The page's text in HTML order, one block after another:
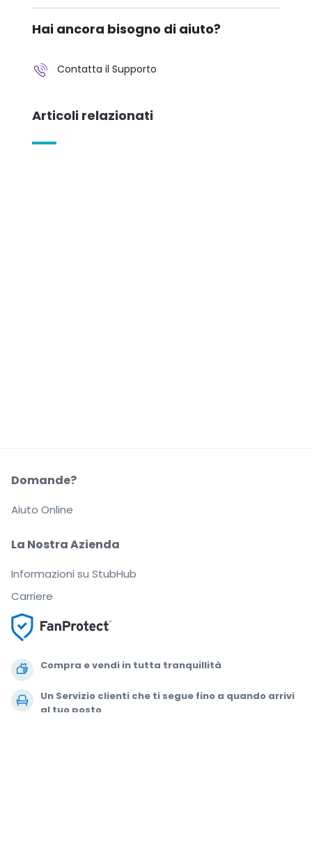
Hai ancora bisogno di aiuto?
Contatta il Supporto
Articoli relazionati
Compra e vendi in tutta tranquillità
Un Servizio clienti che ti segue fino a quando arrivi
al tuo posto
La Nostra Azienda
Informazioni su StubHub
Carriere
Domande?
Aiuto Online